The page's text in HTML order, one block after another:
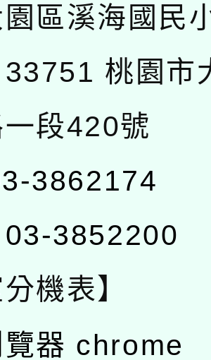
園區溪海國民
33751 桃園市
段420號
3862174
03-3852200
機表】
器 chrome